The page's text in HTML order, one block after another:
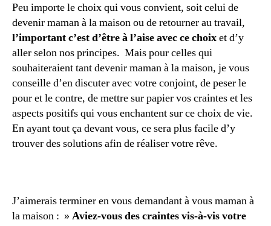
Peu importe le choix qui vous convient, soit celui de
devenir maman à la maison ou de retourner au travail,
l’importantc’est d’être à l’aise avec ce choixet d’y
aller selon nos principes. Mais pour celles qui
souhaiteraient tant devenir maman à la maison, je vous
conseille d’en discuter avec votre conjoint, de peser le
pour et le contre, de mettre sur papier vos craintes et les
aspects positifs qui vous enchantent sur ce choix de vie.
En ayant tout ça devant vous, ce sera plus facile d’y
trouver des solutions afin de réaliser votre rêve.
J’aimerais terminer en vous demandant à vous maman à
la maison : » Aviez-vous des craintes vis-à-vis votre